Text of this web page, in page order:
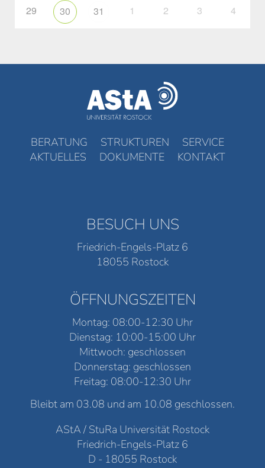
29 30 31 1 2 3 4
BERATUNG STRUKTUREN
SERVICE
AKTUELLES
DOKUMENTE KONTAKT
BESUCH UNS
Friedrich-Engels-Platz 6
18055 Rostock
ÖFFNUNGSZEITEN
Montag: 08:00-12:30 Uhr
Dienstag: 10:00-15:00 Uhr
Mittwoch: geschlossen
Donnerstag: geschlossen
Freitag: 08:00-12:30 Uhr
Bleibt am 03.08 und am 10.08 geschlossen.
AStA / StuRa Universität Rostock
Friedrich-Engels-Platz 6
D - 18055 Rostock